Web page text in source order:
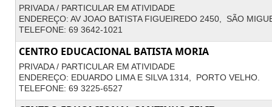
PRIVADA / PARTICULAR EM ATIVIDADE
ENDEREÇO: AV JOAO BATISTA FIGUEIREDO 2450, SÃO
TELEFONE: 69 3642-1021
CENTRO EDUCACIONAL BATISTA MORIA
PRIVADA / PARTICULAR EM ATIVIDADE
ENDEREÇO: EDUARDO LIMA E SILVA 1314, PORTO VELHO.
TELEFONE: 69 3225-6527